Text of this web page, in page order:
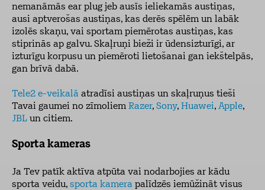
nemanāmās ear plug jeb ausīs ieliekamās austiņas,
ausi aptverošas austiņas, kas derēs spēlēm un labāk
izolēs skaņu, vai sportam piemērotas austiņas, kas
stiprinās ap galvu. Skaļruņi bieži ir ūdensizturīgi, ar
izturīgu korpusu un piemēroti lietošanai gan iekštelpās,
gan brīvā dabā.
Tele2 e-veikalā atradīsi austiņas un skaļruņus tieši
Tavai gaumei no zīmoliem Razer, Sony, Huawei, Apple,
JBL un citiem.
Sporta kameras
Ja Tev patīk aktīva atpūta vai nodarbojies ar kādu
sporta veidu, sporta kamera palīdzēs iemūžināt visus